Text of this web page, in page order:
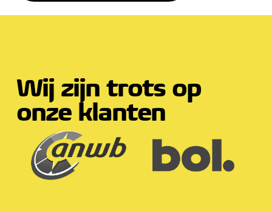
Wij zijn trots op
onze klanten